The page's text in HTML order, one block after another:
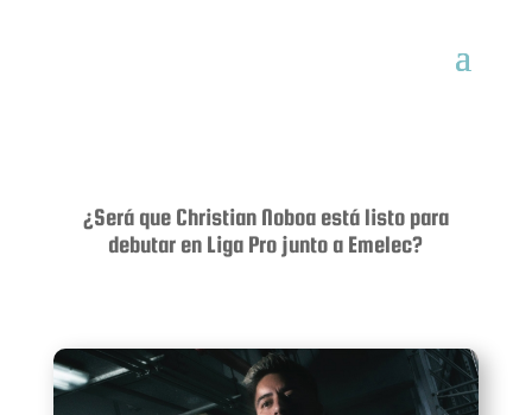
¿Será que Christian Noboa está listo para
debutar en Liga Pro junto a Emelec?